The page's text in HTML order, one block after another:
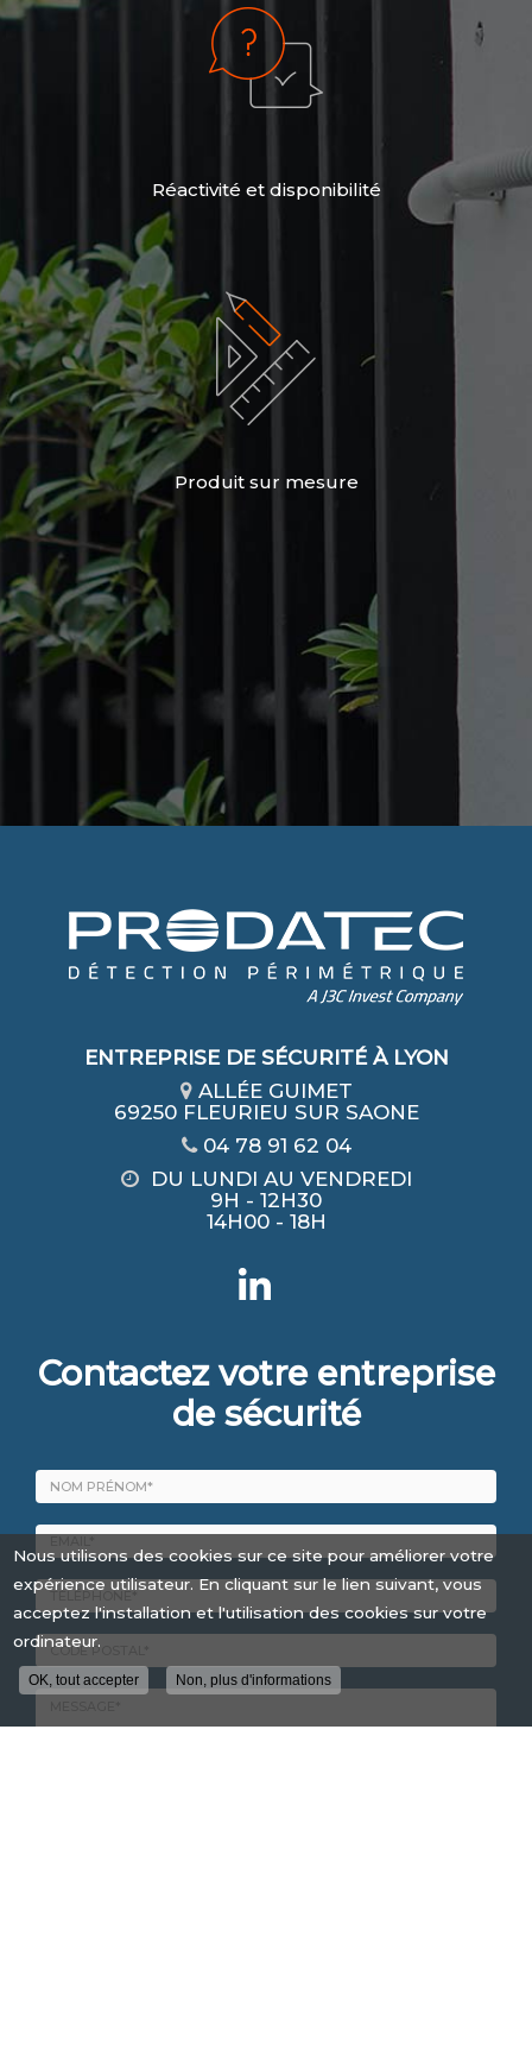
Réactivité et disponibilité
Produit sur mesure
ENTREPRISE DE SÉCURITÉ À LYON
ALLÉE GUIMET
69250 FLEURIEU SUR SAONE
04 78 91 62 04
DU LUNDI AU VENDREDI
9H - 12H30
14H00 - 18H
Contactez votre entreprise
de sécurité
Nom
-
Prénom
Email
:
*
Tél.
:
*
Code
Nous utilisons des cookies sur ce site pour améliorer votre
expérience utilisateur. En cliquant sur le lien suivant, vous
acceptez l'installation et l'utilisation des cookies sur votre
ordinateur.
OK, tout accepter Non, plus d'informations